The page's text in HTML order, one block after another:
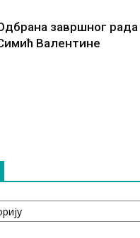
завршног
Валентине